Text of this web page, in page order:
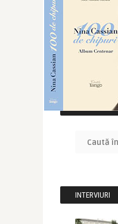
CAUTĂ ÎN SITE
INTERVIURI